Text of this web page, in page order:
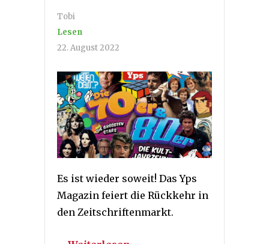
Tobi
Lesen
22. August 2022
Es ist wieder soweit! Das Yps
Magazin feiert die Rückkehr in
den Zeitschriftenmarkt.